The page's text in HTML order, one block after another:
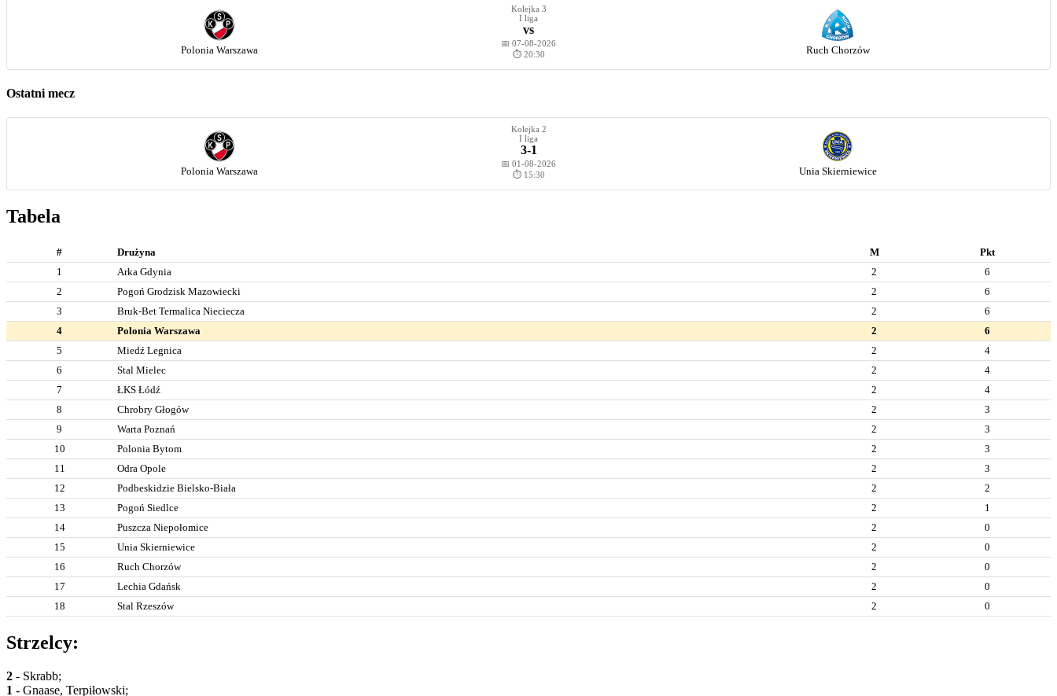
Polonia Warszawa
Kolejka 3
I liga
vs
📅 07-08-2026
⏱️ 20:30
Ruch Chorzów
Ostatni mecz
Polonia Warszawa
Kolejka 2
I liga
3-1
📅 01-08-2026
⏱️ 15:30
Unia Skierniewice
Tabela
# Drużyna M
Pkt
1
Arka Gdynia 2
6
2
Pogoń Grodzisk Mazowiecki 2
6
3
Bruk-Bet Termalica Nieciecza 2
6
4
Polonia Warszawa 2
6
5
Miedź Legnica 2
4
6
Stal Mielec 2
4
7
ŁKS Łódź 2
4
8
Chrobry Głogów 2
3
9
Warta Poznań 2
3
10
Polonia Bytom 2
3
11
Odra Opole 2
3
12
Podbeskidzie Bielsko-Biała 2
2
13
Pogoń Siedlce 2
1
14
Puszcza Niepołomice 2
0
15
Unia Skierniewice 2
0
16
Ruch Chorzów 2
0
17
Lechia Gdańsk 2
0
18
Stal Rzeszów 2 0
Strzelcy:
2 - Skrabb;
1 - Gnaase, Terpiłowski;